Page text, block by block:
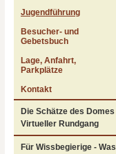
Jugendführung
Besucher- und
Gebetsbuch
Lage, Anfahrt,
Parkplätze
Kontakt
Die Schätze des Domes
Virtueller Rundgang
Für Wissbegierige - Was